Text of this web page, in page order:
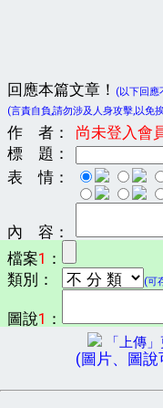
回應本篇文章！
(以下回應
(言責自負,請勿涉及人身攻擊,以免
作 者：
尚未登入會
標 題：
表 情：
內 容：
檔案1 ：
類別：
(可
圖說1 ：
「上傳」
(圖片、圖說